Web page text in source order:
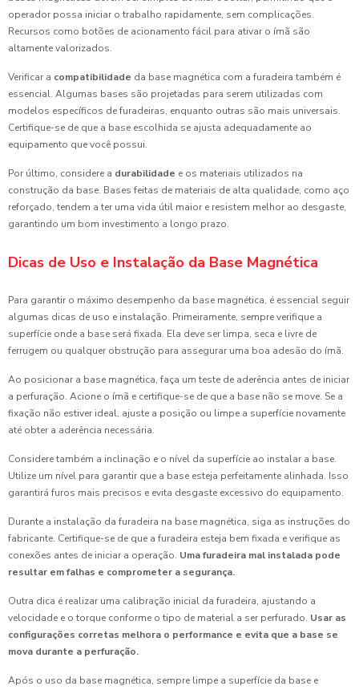
operador possa iniciar o trabalho rapidamente, sem complicações.
Recursos como botões de acionamento fácil para ativar o ímã são
altamente valorizados.
Verificar a compatibilidade da base magnética com a furadeira também é
essencial. Algumas bases são projetadas para serem utilizadas com
modelos específicos de furadeiras, enquanto outras são mais universais.
Certifique-se de que a base escolhida se ajusta adequadamente ao
equipamento que você possui.
Por último, considere a durabilidade e os materiais utilizados na
construção da base. Bases feitas de materiais de alta qualidade, como aço
reforçado, tendem a ter uma vida útil maior e resistem melhor ao desgaste,
garantindo um bom investimento a longo prazo.
Dicas de Uso e Instalação da Base Magnética
Para garantir o máximo desempenho da base magnética, é essencial seguir
algumas dicas de uso e instalação. Primeiramente, sempre verifique a
superfície onde a base será fixada. Ela deve ser limpa, seca e livre de
ferrugem ou qualquer obstrução para assegurar uma boa adesão do ímã.
Ao posicionar a base magnética, faça um teste de aderência antes de iniciar
a perfuração. Acione o ímã e certifique-se de que a base não se move. Se a
fixação não estiver ideal, ajuste a posição ou limpe a superfície novamente
até obter a aderência necessária.
Considere também a inclinação e o nível da superfície ao instalar a base.
Utilize um nível para garantir que a base esteja perfeitamente alinhada. Isso
garantirá furos mais precisos e evita desgaste excessivo do equipamento.
Durante a instalação da furadeira na base magnética, siga as instruções do
fabricante. Certifique-se de que a furadeira esteja bem fixada e verifique as
conexões antes de iniciar a operação. Uma furadeira mal instalada pode
resultar em falhas e comprometer a segurança.
Outra dica é realizar uma calibração inicial da furadeira, ajustando a
velocidade e o torque conforme o tipo de material a ser perfurado. Usar as
configurações corretas melhora o performance e evita que a base se
mova durante a perfuração.
Após o uso da base magnética, sempre limpe a superfície da base e